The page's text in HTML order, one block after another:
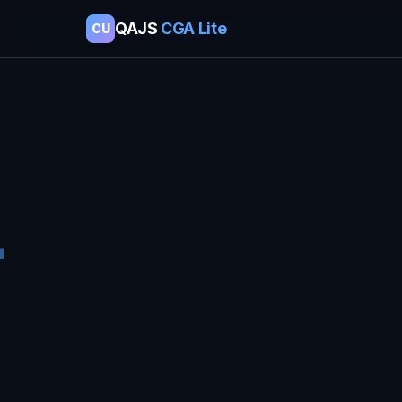
CU QAJS CGA Lite